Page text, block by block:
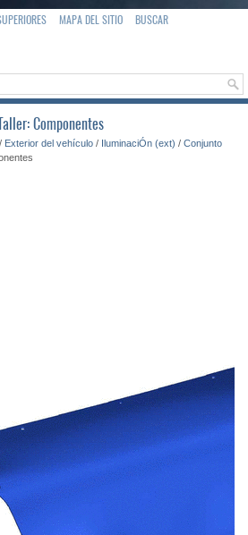
MAPA DEL SITIO BUSCAR
Componentes
/ Exterior del vehículo / IluminaciÓn (ext) / Conjunto